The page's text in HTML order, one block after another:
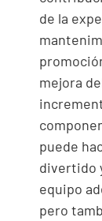
de la
mejora
puede
divertido
equipo
pero